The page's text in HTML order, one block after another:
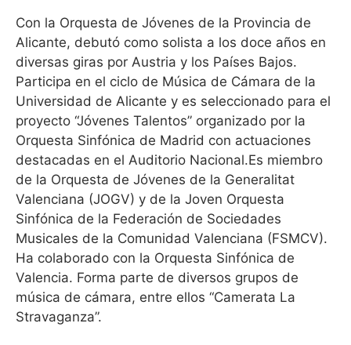
Con la Orquesta de Jóvenes de la Provincia de
Alicante, debutó como solista a los doce años en
diversas giras por Austria y los Países Bajos.
Participa en el ciclo de Música de Cámara de la
Universidad de Alicante y es seleccionado para el
proyecto “Jóvenes Talentos” organizado por la
Orquesta Sinfónica de Madrid con actuaciones
destacadas en el Auditorio Nacional.Es miembro
de la Orquesta de Jóvenes de la Generalitat
Valenciana (JOGV) y de la Joven Orquesta
Sinfónica de la Federación de Sociedades
Musicales de la Comunidad Valenciana (FSMCV).
Ha colaborado con la Orquesta Sinfónica de
Valencia. Forma parte de diversos grupos de
música de cámara, entre ellos “Camerata La
Stravaganza”.